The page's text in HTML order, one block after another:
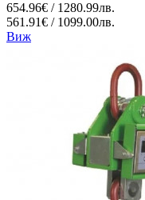
654.96€ / 1280.99лв.
561.91€ / 1099.00лв.
Виж